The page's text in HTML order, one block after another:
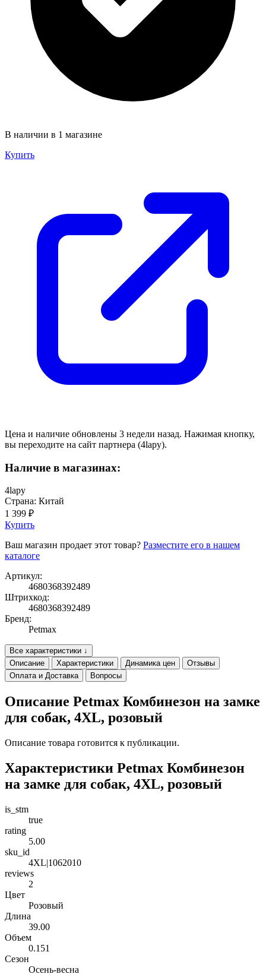
В наличии в 1 магазине
Купить
Цена и наличие обновлены 3 недели назад. Нажимая кнопку,
вы переходите на сайт партнера (4lapy).
Наличие в магазинах:
4lapy
Страна: Китай
1 399 ₽
Купить
Ваш магазин продает этот товар? Разместите его в нашем
каталоге
Артикул:
4680368392489
Штрихкод:
4680368392489
Бренд:
Petmax
Все характеристики ↓
Описание
Характеристики Динамика цен
Отзывы
Оплата и Доставка
Вопросы
Описание Petmax Комбинезон на замке
для собак, 4XL, розовый
Описание товара готовится к публикации.
Характеристики Petmax Комбинезон
на замке для собак, 4XL, розовый
is_stm
true
rating
5.00
sku_id
4XL|1062010
reviews
2
Цвет
Розовый
Длина
39.00
Объем
0.151
Сезон
Осень-весна